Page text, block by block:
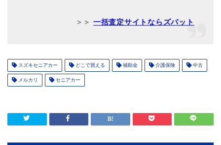
＞＞ 一括査定サイトならズバット
スズキセニアカー どこで買える 補助金 介護保険 中古
メルカリ セニアカー